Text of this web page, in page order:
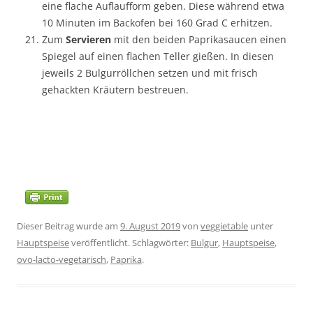
eine flache Auflaufform geben. Diese während etwa
10 Minuten im Backofen bei 160 Grad C erhitzen.
Zum Servieren mit den beiden Paprikasaucen einen
Spiegel auf einen flachen Teller gießen. In diesen
jeweils 2 Bulgurröllchen setzen und mit frisch
gehackten Kräutern bestreuen.
Dieser Beitrag wurde am 9. August 2019von veggietable unter
Hauptspeiseveröffentlicht. Schlagwörter: Bulgur, Hauptspeise,
ovo-lacto-vegetarisch, Paprika.